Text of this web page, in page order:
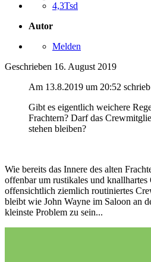
4,3Tsd
Autor
Melden
Geschrieben 16. August 2019
Am 13.8.2019 um 20:52
Gibt es eigentlich weichere
Frachtern? Darfdas
stehen bleiben?
Wie bereits das Innere des alten
offenbar um rustikales und knallhartes
offensichtlich ziemlich routiniertes
bleibt wie John Wayne im Saloon an
kleinste Problem zu sein...